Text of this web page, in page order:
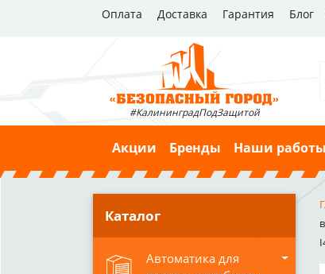
Оплата Доставка Гарантия Блог
#КалининградПодЗащитой
Акции Бренды Наши работы
Каталог
Автоматика для